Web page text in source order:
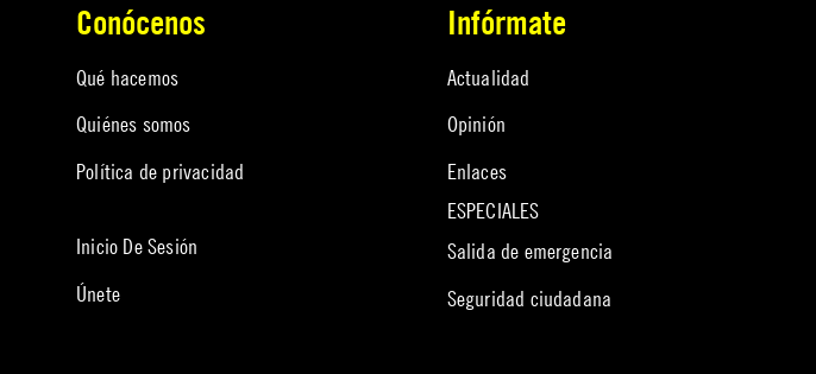
Conócenos
Qué hacemos
Quiénes somos
Política de privacidad
Inicio De Sesión
Únete
Infórmate
Actualidad
Opinión
Enlaces
ESPECIALES
Salida de emergencia
Seguridad ciudadana